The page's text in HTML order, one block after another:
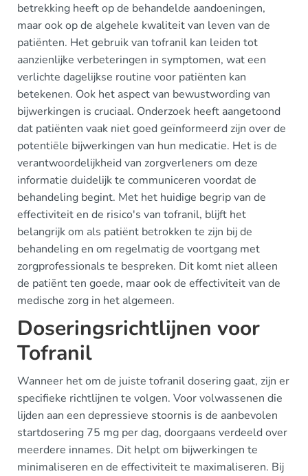
betrekking heeft op de behandelde aandoeningen,
maar ook op de algehele kwaliteit van leven van de
patiënten. Het gebruik van tofranil kan leiden tot
aanzienlijke verbeteringen in symptomen, wat een
verlichte dagelijkse routine voor patiënten kan
betekenen. Ook het aspect van bewustwording van
bijwerkingen is cruciaal. Onderzoek heeft aangetoond
dat patiënten vaak niet goed geïnformeerd zijn over de
potentiële bijwerkingen van hun medicatie. Het is de
verantwoordelijkheid van zorgverleners om deze
informatie duidelijk te communiceren voordat de
behandeling begint. Met het huidige begrip van de
effectiviteit en de risico's van tofranil, blijft het
belangrijk om als patiënt betrokken te zijn bij de
behandeling en om regelmatig de voortgang met
zorgprofessionals te bespreken. Dit komt niet alleen
de patiënt ten goede, maar ook de effectiviteit van de
medische zorg in het algemeen.
Doseringsrichtlijnen voor
Tofranil
Wanneer het om de juiste tofranil dosering gaat, zijn er
specifieke richtlijnen te volgen. Voor volwassenen die
lijden aan een depressieve stoornis is de aanbevolen
startdosering 75 mg per dag, doorgaans verdeeld over
meerdere innames. Dit helpt om bijwerkingen te
minimaliseren en de effectiviteit te maximaliseren. Bij